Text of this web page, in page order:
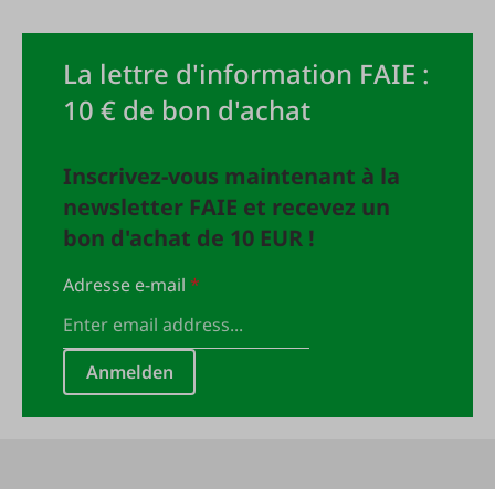
La lettre d'information FAIE :
10 € de bon d'achat
Inscrivez-vous maintenant à la
newsletter FAIE et recevez un
bon d'achat de 10 EUR !
Adresse e-mail*
Anmelden